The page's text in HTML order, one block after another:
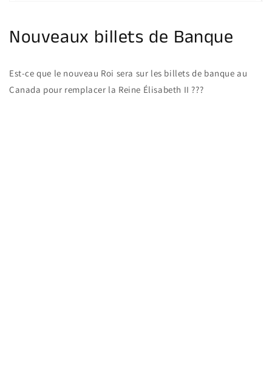
Nouveaux billets de Banque
Est-ce que le nouveau Roi sera sur les billets de banque au
Canada pour remplacer la Reine Élisabeth II ???